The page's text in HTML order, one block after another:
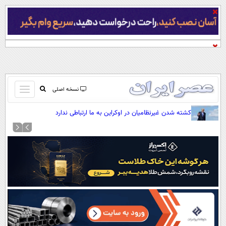
نسخه اصلی
باز
و
کردن
صفحه اول
نظرسنجی
آب و هوا
اوقات شرعی
سواد زندگی
کشته شدن غیرنظامیان در اوکراین به ما ارتباطی ندارد